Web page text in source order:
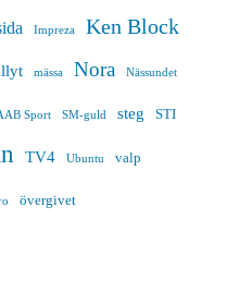
Impreza Ken Block
mässa Nora Nässundet
Sport SM-guld steg STI
TV4 Ubuntu valp
övergivet